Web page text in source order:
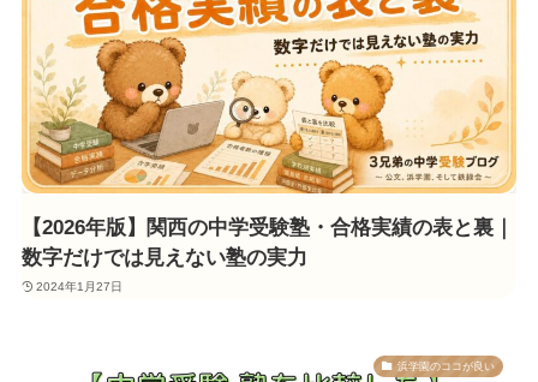
【2026年版】関西の中学受験塾・合格実績の表と裏｜
数字だけでは見えない塾の実力
2024年1月27日
浜学園のココが良い